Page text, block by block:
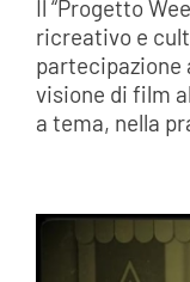
Il “Progetto
ricreativo e
partecipazione
visione di film
a tema, nella